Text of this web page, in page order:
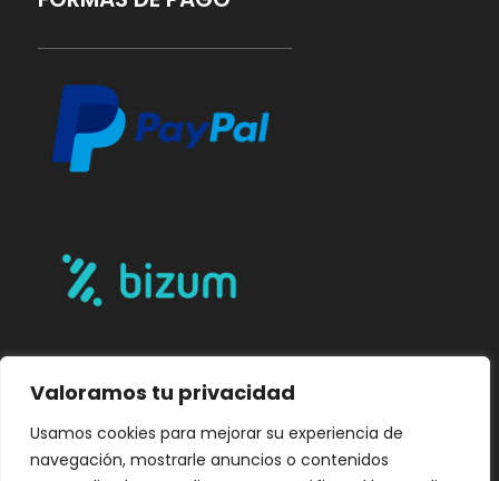
Valoramos tu privacidad
Usamos cookies para mejorar su experiencia de
navegación, mostrarle anuncios o contenidos